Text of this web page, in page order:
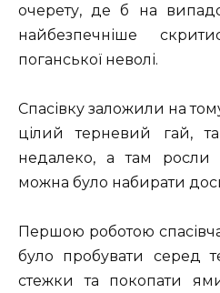
очерету, де б на
найбезпечніше
поганської неволі.
Спасівку заложили на
цілий терневий гай,
недалеко, а там росли
можна було набирати
Першою роботою
було пробувати серед
стежки та покопати